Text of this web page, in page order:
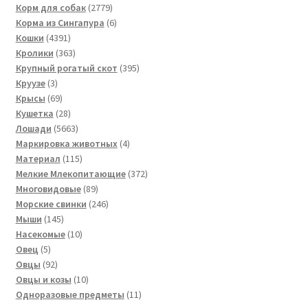
Корм для собак 27792779
товаров
Корма из Сингапура 66
Кошки 43914391
товар
Кролики 363363
товара
Крупный рогатый скот 395395
Круузе 33
товара
Крысы 6969
товаров
Кушетка 2828
товаров
Лошади 56635663
товара
Маркировка животных 44
Материал 115115
товаров
Мелкие Млекопитающие 372372
Многовидовые 8989
товаров
Морские свинки 246246
Мыши 145145
товаров
Насекомые 1010
Овец 55
товаров
Овцы 9292
товара
Овцы и козы 1010
товаров
Одноразовые предметы 1111